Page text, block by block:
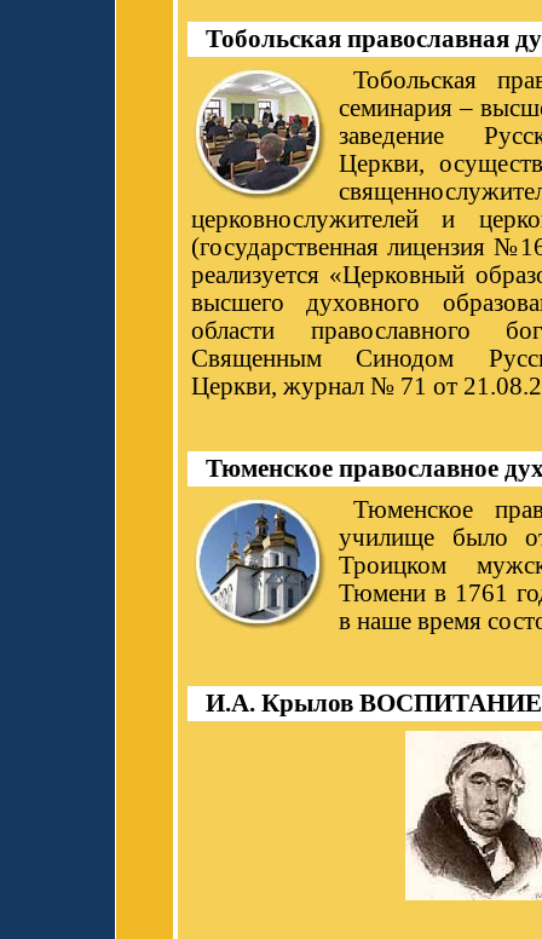
Тобольская православная
Тобольская
семинария –
заведение
Церкви,
церковнослужителей и
(государственная лицензия
реализуется «Церковный
высшего духовного
области православного
Священным Синодом
Церкви, журнал № 71 от
Тюменское православное
Тюменское
училище было
Троицком
Тюмени в 1761
в наше время
И.А. Крылов